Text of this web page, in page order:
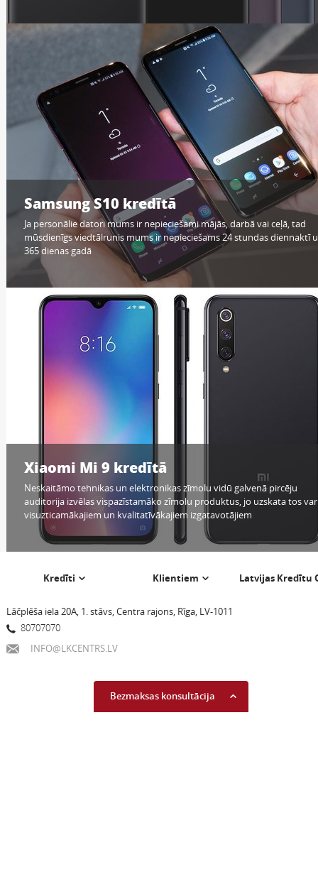
Samsung S10 kredītā
Ja personālie datori mums ir nepieciešami mājās, darbā vai ceļā, tad
mūsdienīgs viedtālrunis mums ir nepieciešams 24 stundas diennaktī
365 dienas gadā
Xiaomi Mi 9 kredītā
Neskaitāmo tehnikas un elektronikas zīmolu vidū galvenā pircēju
auditorija izvēlas vispazīstamāko zīmolu produktus, jo uzskata tos var
visuzticamākajiem un kvalitatīvākajiem izgatavotājiem
Kredīti Klientiem Latvijas Kredītu
Lāčplēša iela 20A, 1. stāvs, Centra rajons, Rīga, LV-1011
80707070
INFO@LKCENTRS.LV
Bezmaksas konsultācija